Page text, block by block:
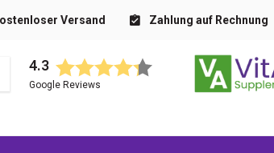
Versand Zahlung auf Rechnung
4.3
Google Reviews